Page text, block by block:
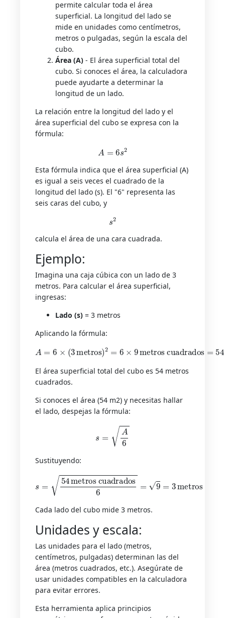
permite calcular toda el área
superficial. La longitud del lado se
mide en unidades como centímetros,
metros o pulgadas, según la escala del
cubo.
Área (A) - El área superficial total del
cubo. Si conoces el área, la calculadora
puede ayudarte a determinar la
longitud de un lado.
La relación entre la longitud del lado y el
área superficial del cubo se expresa con la
fórmula:
A s 2
Esta fórmula indica que el área superficial (A)
es igual a seis veces el cuadrado de la
longitud del lado (s). El "6" representa las
seis caras del cubo, y
2
calcula el área de una cara cuadrada.
Ejemplo:
Imagina una caja cúbica con un lado de 3
metros. Para calcular el área superficial,
ingresas:
Lado (s) = 3 metros
Aplicando la fórmula:
A = 6× metros 2= ×9
metros cuadrados 54metros cuadrados
El área superficial total del cubo es 54 metros
cuadrados.
Si conoces el área (54 m2) y necesitas hallar
el lado, despejas la fórmula:
6
Sustituyendo:
54metros cuadrados6=
Cada lado del cubo mide 3 metros.
Unidades y escala:
Las unidades para el lado (metros,
centímetros, pulgadas) determinan las del
área (metros cuadrados, etc.). Asegúrate de
usar unidades compatibles en la calculadora
para evitar errores.
Esta herramienta aplica principios